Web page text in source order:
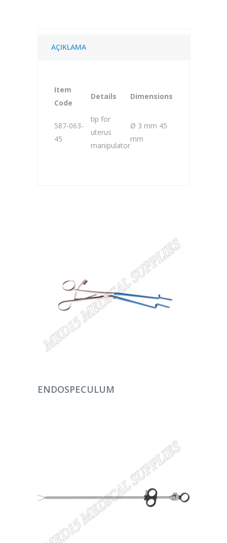
AÇIKLAMA
Item
Code
Details Dimensions
587-063-
45
tip for
uterus
manipulator
Ø 3 mm 45
mm
DEVAMINI OKU
ENDOSPECULUM